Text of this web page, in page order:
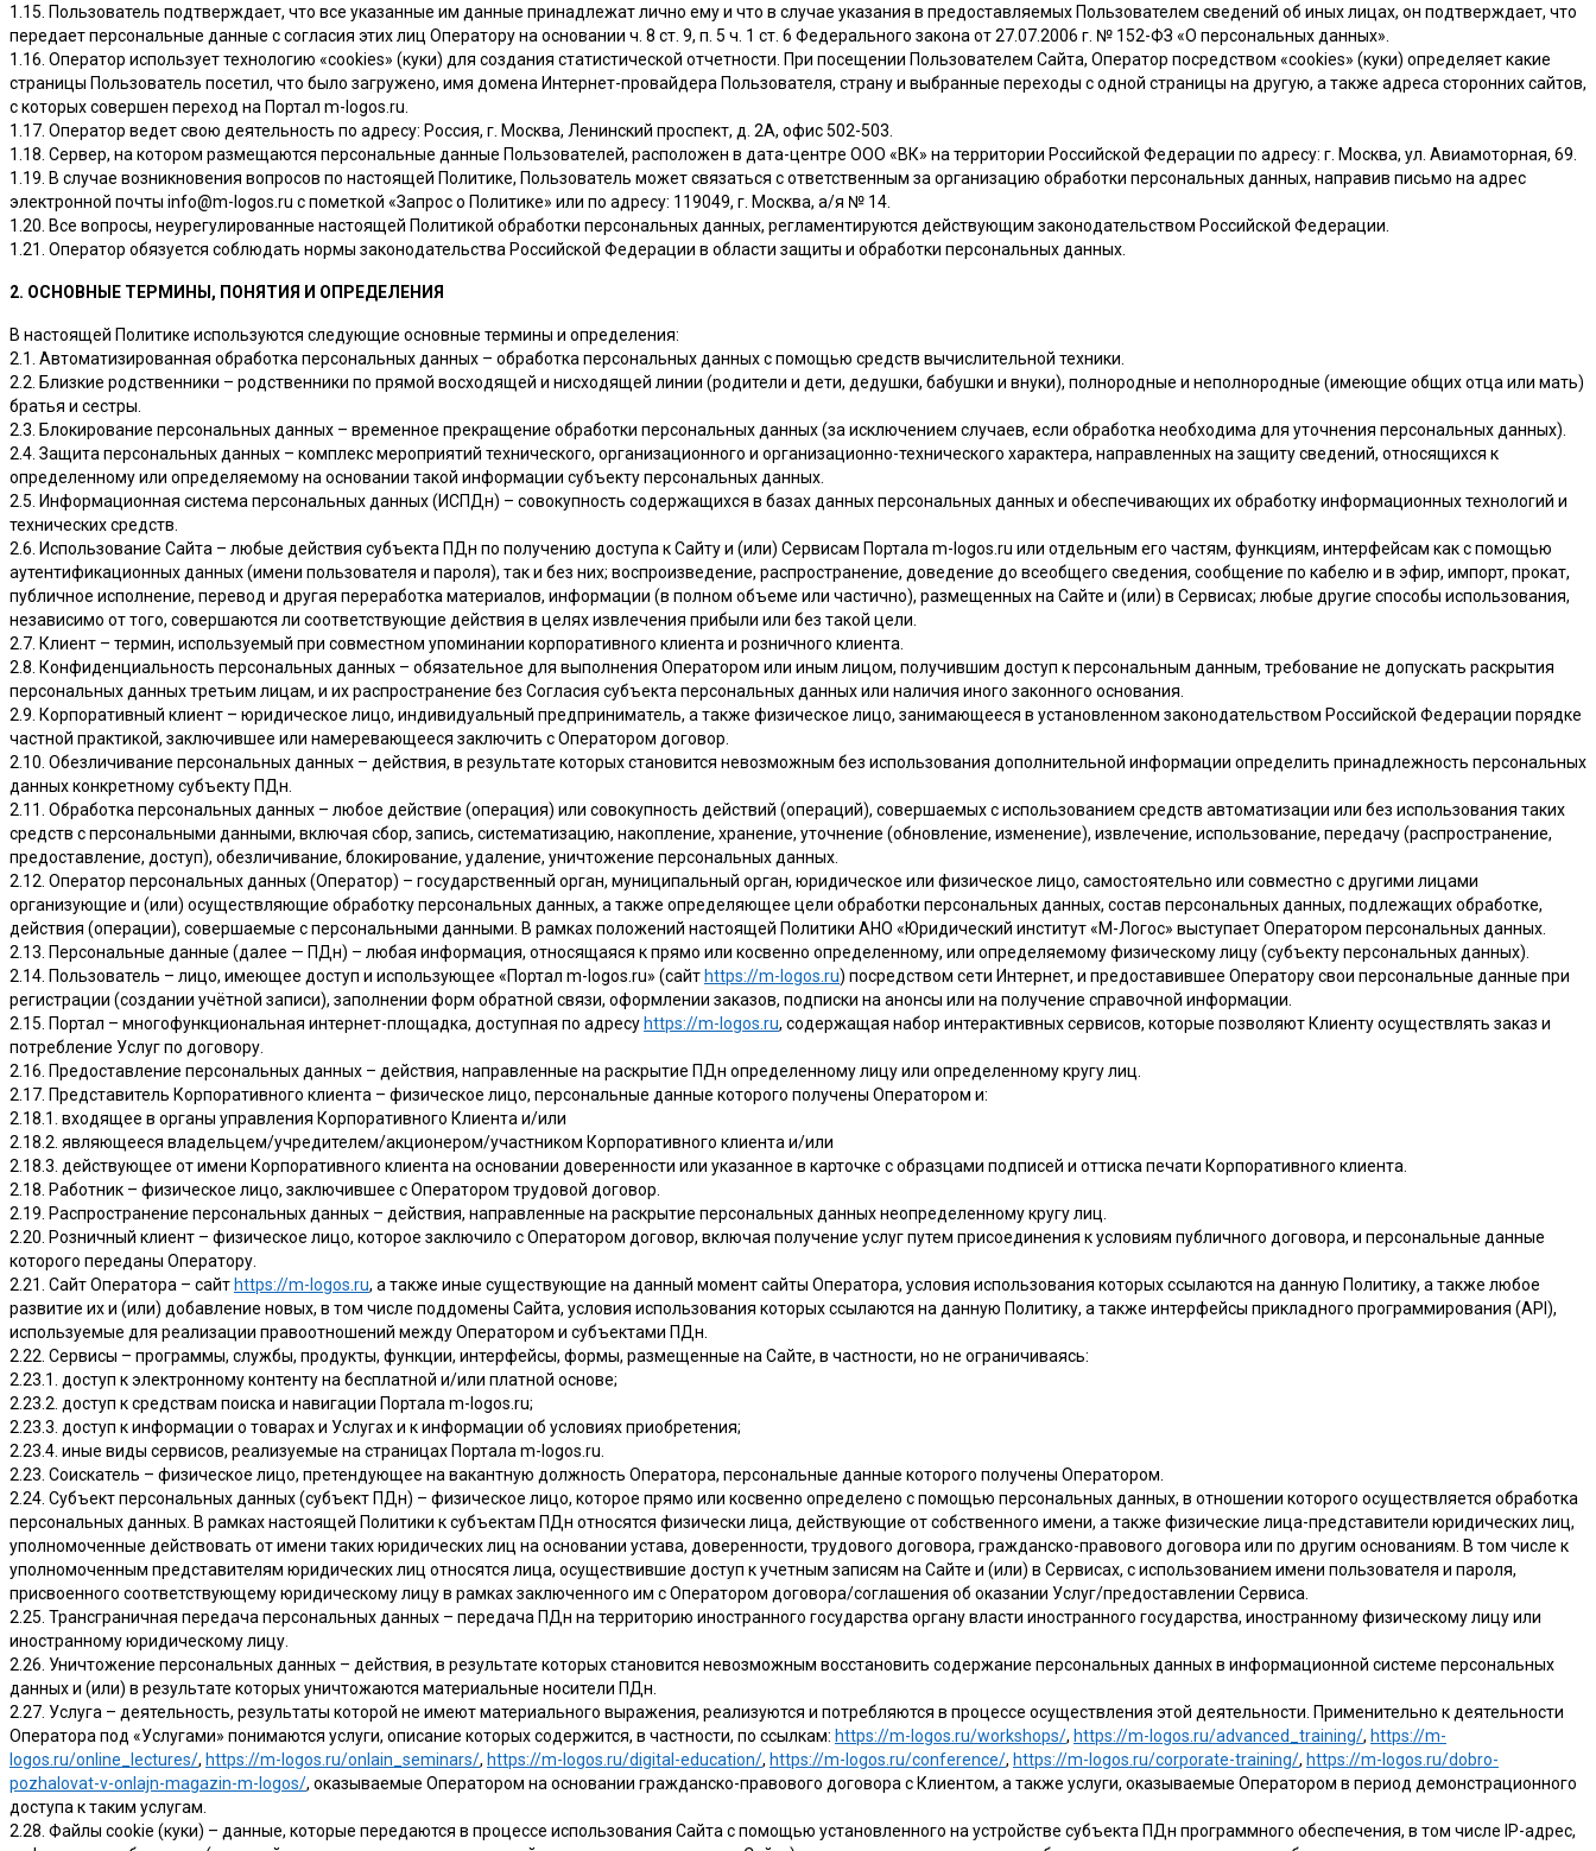
1.15. Пользователь подтверждает, что все указанные им данные принадлежат лично ему и что в случае указания в предоставляемых Пользователем сведений об иных лицах, он подтверждает, что
передает персональные данные с согласия этих лиц Оператору на основании ч. 8 ст. 9, п. 5 ч. 1 ст. 6 Федерального закона от 27.07.2006 г. № 152-ФЗ «О персональных данных».
1.16. Оператор использует технологию «cookies» (куки) для создания статистической отчетности. При посещении Пользователем Сайта, Оператор посредством «cookies» (куки) определяет какие
страницы Пользователь посетил, что было загружено, имя домена Интернет-провайдера Пользователя, страну и выбранные переходы с одной страницы на другую, а также адреса сторонних сайтов,
с которых совершен переход на Портал m-logos.ru.
1.17. Оператор ведет свою деятельность по адресу: Россия, г. Москва, Ленинский проспект, д. 2А, офис 502-503.
1.18. Сервер, на котором размещаются персональные данные Пользователей, расположен в дата-центре ООО «ВК» на территории Российской Федерации по адресу: г. Москва, ул. Авиамоторная, 69.
1.19. В случае возникновения вопросов по настоящей Политике, Пользователь может связаться с ответственным за организацию обработки персональных данных, направив письмо на адрес
электронной почты info@m-logos.ru с пометкой «Запрос о Политике» или по адресу: 119049, г. Москва, а/я № 14.
1.20. Все вопросы, неурегулированные настоящей Политикой обработки персональных данных, регламентируются действующим законодательством Российской Федерации.
1.21. Оператор обязуется соблюдать нормы законодательства Российской Федерации в области защиты и обработки персональных данных.
2. ОСНОВНЫЕ ТЕРМИНЫ, ПОНЯТИЯ И ОПРЕДЕЛЕНИЯ
В настоящей Политике используются следующие основные термины и определения:
2.1. Автоматизированная обработка персональных данных – обработка персональных данных с помощью средств вычислительной техники.
2.2. Близкие родственники – родственники по прямой восходящей и нисходящей линии (родители и дети, дедушки, бабушки и внуки), полнородные и неполнородные (имеющие общих отца или мать)
братья и сестры.
2.3. Блокирование персональных данных – временное прекращение обработки персональных данных (за исключением случаев, если обработка необходима для уточнения персональных данных).
2.4. Защита персональных данных – комплекс мероприятий технического, организационного и организационно-технического характера, направленных на защиту сведений, относящихся к
определенному или определяемому на основании такой информации субъекту персональных данных.
2.5. Информационная система персональных данных (ИСПДн) – совокупность содержащихся в базах данных персональных данных и обеспечивающих их обработку информационных технологий и
технических средств.
2.6. Использование Сайта – любые действия субъекта ПДн по получению доступа к Сайту и (или) Сервисам Портала m-logos.ru или отдельным его частям, функциям, интерфейсам как с помощью
аутентификационных данных (имени пользователя и пароля), так и без них; воспроизведение, распространение, доведение до всеобщего сведения, сообщение по кабелю и в эфир, импорт, прокат,
публичное исполнение, перевод и другая переработка материалов, информации (в полном объеме или частично), размещенных на Сайте и (или) в Сервисах; любые другие способы использования,
независимо от того, совершаются ли соответствующие действия в целях извлечения прибыли или без такой цели.
2.7. Клиент – термин, используемый при совместном упоминании корпоративного клиента и розничного клиента.
2.8. Конфиденциальность персональных данных – обязательное для выполнения Оператором или иным лицом, получившим доступ к персональным данным, требование не допускать раскрытия
персональных данных третьим лицам, и их распространение без Согласия субъекта персональных данных или наличия иного законного основания.
2.9. Корпоративный клиент – юридическое лицо, индивидуальный предприниматель, а также физическое лицо, занимающееся в установленном законодательством Российской Федерации порядке
частной практикой, заключившее или намеревающееся заключить с Оператором договор.
2.10. Обезличивание персональных данных – действия, в результате которых становится невозможным без использования дополнительной информации определить принадлежность персональных
данных конкретному субъекту ПДн.
2.11. Обработка персональных данных – любое действие (операция) или совокупность действий (операций), совершаемых с использованием средств автоматизации или без использования таких
средств с персональными данными, включая сбор, запись, систематизацию, накопление, хранение, уточнение (обновление, изменение), извлечение, использование, передачу (распространение,
предоставление, доступ), обезличивание, блокирование, удаление, уничтожение персональных данных.
2.12. Оператор персональных данных (Оператор) – государственный орган, муниципальный орган, юридическое или физическое лицо, самостоятельно или совместно с другими лицами
организующие и (или) осуществляющие обработку персональных данных, а также определяющее цели обработки персональных данных, состав персональных данных, подлежащих обработке,
действия (операции), совершаемые с персональными данными. В рамках положений настоящей Политики АНО «Юридический институт «М-Логос» выступает Оператором персональных данных.
2.13. Персональные данные (далее — ПДн) – любая информация, относящаяся к прямо или косвенно определенному, или определяемому физическому лицу (субъекту персональных данных).
2.14. Пользователь – лицо, имеющее доступ и использующее «Портал m-logos.ru» (сайт https://m-logos.ru) посредством сети Интернет, и предоставившее Оператору свои персональные данные при
регистрации (создании учётной записи), заполнении форм обратной связи, оформлении заказов, подписки на анонсы или на получение справочной информации.
2.15. Портал – многофункциональная интернет-площадка, доступная по адресу https://m-logos.ru, содержащая набор интерактивных сервисов, которые позволяют Клиенту осуществлять заказ и
потребление Услуг по договору.
2.16. Предоставление персональных данных – действия, направленные на раскрытие ПДн определенному лицу или определенному кругу лиц.
2.17. Представитель Корпоративного клиента – физическое лицо, персональные данные которого получены Оператором и:
2.18.1. входящее в органы управления Корпоративного Клиента и/или
2.18.2. являющееся владельцем/учредителем/акционером/участником Корпоративного клиента и/или
2.18.3. действующее от имени Корпоративного клиента на основании доверенности или указанное в карточке с образцами подписей и оттиска печати Корпоративного клиента.
2.18. Работник – физическое лицо, заключившее с Оператором трудовой договор.
2.19. Распространение персональных данных – действия, направленные на раскрытие персональных данных неопределенному кругу лиц.
2.20. Розничный клиент – физическое лицо, которое заключило с Оператором договор, включая получение услуг путем присоединения к условиям публичного договора, и персональные данные
которого переданы Оператору.
2.21. Сайт Оператора – сайт https://m-logos.ru, а также иные существующие на данный момент сайты Оператора, условия использования которых ссылаются на данную Политику, а также любое
развитие их и (или) добавление новых, в том числе поддомены Сайта, условия использования которых ссылаются на данную Политику, а также интерфейсы прикладного программирования (API),
используемые для реализации правоотношений между Оператором и субъектами ПДн.
2.22. Сервисы – программы, службы, продукты, функции, интерфейсы, формы, размещенные на Сайте, в частности, но не ограничиваясь:
2.23.1. доступ к электронному контенту на бесплатной и/или платной основе;
2.23.2. доступ к средствам поиска и навигации Портала m-logos.ru;
2.23.3. доступ к информации о товарах и Услугах и к информации об условиях приобретения;
2.23.4. иные виды сервисов, реализуемые на страницах Портала m-logos.ru.
2.23. Соискатель – физическое лицо, претендующее на вакантную должность Оператора, персональные данные которого получены Оператором.
2.24. Субъект персональных данных (субъект ПДн) – физическое лицо, которое прямо или косвенно определено с помощью персональных данных, в отношении которого осуществляется обработка
персональных данных. В рамках настоящей Политики к субъектам ПДн относятся физически лица, действующие от собственного имени, а также физические лица-представители юридических лиц,
уполномоченные действовать от имени таких юридических лиц на основании устава, доверенности, трудового договора, гражданско-правового договора или по другим основаниям. В том числе к
уполномоченным представителям юридических лиц относятся лица, осуществившие доступ к учетным записям на Сайте и (или) в Сервисах, с использованием имени пользователя и пароля,
присвоенного соответствующему юридическому лицу в рамках заключенного им с Оператором договора/соглашения об оказании Услуг/предоставлении Сервиса.
2.25. Трансграничная передача персональных данных – передача ПДн на территорию иностранного государства органу власти иностранного государства, иностранному физическому лицу или
иностранному юридическому лицу.
2.26. Уничтожение персональных данных – действия, в результате которых становится невозможным восстановить содержание персональных данных в информационной системе персональных
данных и (или) в результате которых уничтожаются материальные носители ПДн.
2.27. Услуга – деятельность, результаты которой не имеют материального выражения, реализуются и потребляются в процессе осуществления этой деятельности. Применительно к деятельности
Оператора под «Услугами» понимаются услуги, описание которых содержится, в частности, по ссылкам: https://m-logos.ru/workshops/, https://m-logos.ru/advanced_training/, https://m-
logos.ru/online_lectures/, https://m-logos.ru/onlain_seminars/, https://m-logos.ru/digital-education/, https://m-logos.ru/conference/, https://m-logos.ru/corporate-training/, https://m-logos.ru/dobro-
pozhalovat-v-onlajn-magazin-m-logos/, оказываемые Оператором на основании гражданско-правового договора с Клиентом, а также услуги, оказываемые Оператором в период демонстрационного
доступа к таким услугам.
2.28. Файлы cookie (куки) – данные, которые передаются в процессе использования Сайта с помощью установленного на устройстве субъекта ПДн программного обеспечения, в том числе IP-адрес,